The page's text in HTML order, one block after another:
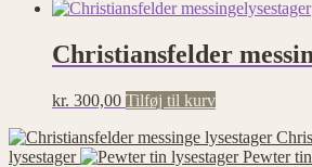
Christiansfelder
kr. 300,00 Tilføj til kurv
lysestager
Pewter